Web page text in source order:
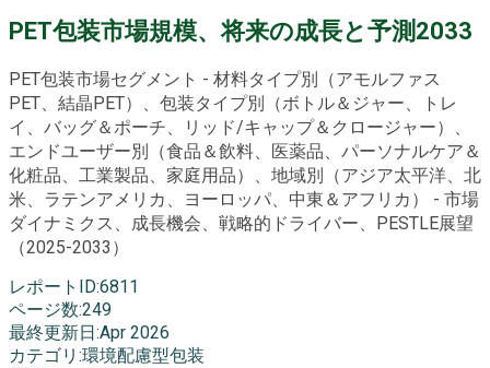
PET包装市場規模、将来の成長と予測2033
PET包装市場セグメント - 材料タイプ別（アモルファス
PET、結晶PET）、包装タイプ別（ボトル＆ジャー、トレ
イ、バッグ＆ポーチ、リッド/キャップ＆クロージャー）、
エンドユーザー別（食品＆飲料、医薬品、パーソナルケア＆
化粧品、工業製品、家庭用品）、地域別（アジア太平洋、北
米、ラテンアメリカ、ヨーロッパ、中東＆アフリカ） - 市場
ダイナミクス、成長機会、戦略的ドライバー、PESTLE展望
（2025-2033）
レポートID:6811
ページ数:249
最終更新日 :Apr 2026
カテゴリ :環境配慮型包装